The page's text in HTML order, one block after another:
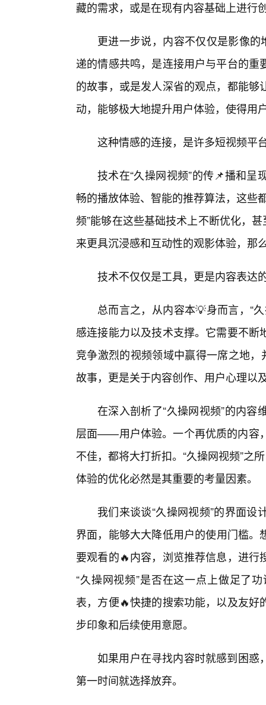
藏的需求，或是在现有内容基础上进行
更进一步说，内容不仅仅是影像的
递的情感共鸣，是连接用户与平台的
的故事，或是发人深省的观点，都能
动，能够极大地提升用户体验，使得用
这种情感的连接，是许多短视频平
技术在“久操网视频”的传📌播和
畅的播放体验、智能的推荐算法，这些
频”能够在这些基础技术上不断优化，
来更具沉浸感和互动性的观影体验，那
技术不仅仅是工具，更是内容表达
总而言之，从内容本💡身而言，“
感连接能力以及技术支撑。它需要不
竞争激烈的视频领域中赢得一席之地
故事，更是关于内容创作、用户心理以
在深入剖析了“久操网视频”的内
层面——用户体验。一个再优质的内容
不佳，都将大打折扣。“久操网视频”之
体验的优化必然是其重要的考量因素。
我们来谈谈“久操网视频”的界面
界面，能够大大降低用户的使用门槛
要观看的🔥内容，浏览推荐信息，进
“久操网视频”是否在这一点上做足了
表，方便🔥快捷的搜索功能，以及友
步印象和后续使用意愿。
如果用户在寻找内容时就感到困惑
第一时间就选择放弃。